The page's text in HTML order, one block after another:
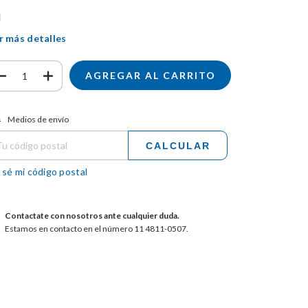
más detalles
para el CP:
Medios de envío
CALCULAR
sé mi código postal
Contactate con nosotros ante cualquier duda.
Estamos en contacto en el número 11 4811-0507.